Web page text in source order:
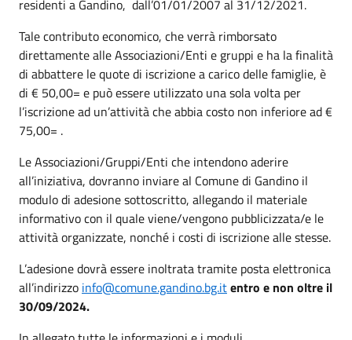
residenti a Gandino, dall’01/01/2007 al 31/12/2021.
Tale contributo economico, che verrà rimborsato
direttamente alle Associazioni/Enti e gruppi e ha la finalità
di abbattere le quote di iscrizione a carico delle famiglie, è
di € 50,00= e può essere utilizzato una sola volta per
l’iscrizione ad un’attività che abbia costo non inferiore ad €
75,00= .
Le Associazioni/Gruppi/Enti che intendono aderire
all’iniziativa, dovranno inviare al Comune di Gandino il
modulo di adesione sottoscritto, allegando il materiale
informativo con il quale viene/vengono pubblicizzata/e le
attività organizzate, nonché i costi di iscrizione alle stesse.
L’adesione dovrà essere inoltrata tramite posta elettronica
all’indirizzo info@comune.gandino.bg.itentro e non oltre il
30/09/2024.